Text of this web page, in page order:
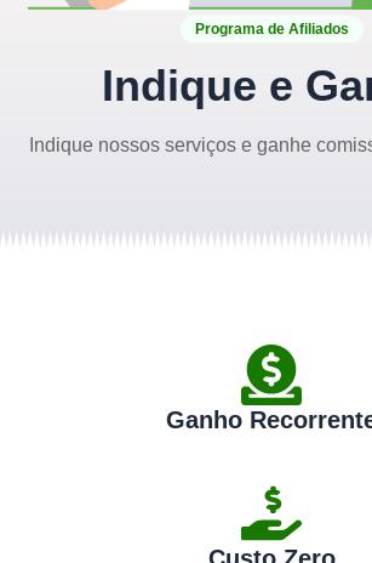
Programa de Afiliados
Indique e
Indique nossos serviços e ganhe
Ganho
Custo Zero